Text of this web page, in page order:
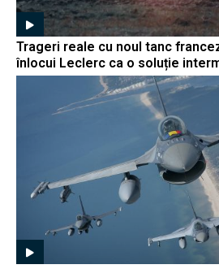
Trageri reale cu noul tanc
înlocui Leclerc ca o soluție